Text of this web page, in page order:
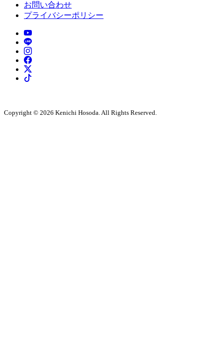
お問い合わせ
プライバシーポリシー
Copyright © 2026 Kenichi Hosoda. All Rights Reserved.